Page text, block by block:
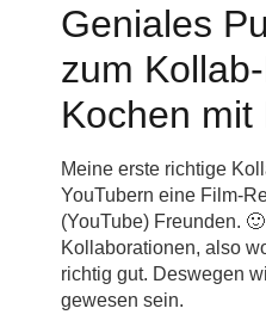
Geniales
zum
Kochen mit
Meine erste richtige
YouTubern eine Film-
(YouTube) Freunden.
Kollaborationen, also
richtig gut. Deswegen
gewesen sein.